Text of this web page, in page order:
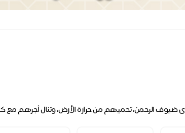
ضيوف الرحمن، تحميهم من حرارة الأرض، وتنال أجرهم